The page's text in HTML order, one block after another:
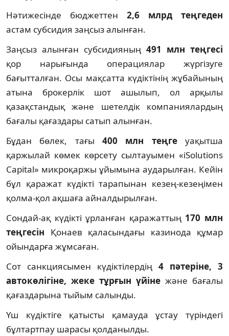
Нәтижесінде бюджеттен 2,6 млрд теңгеден
астам субсидия заңсыз алынған.
Заңсыз алынған субсидияның 491 млн теңгесі
қор нарығында операциялар жүргізуге
бағытталған. Осы мақсатта күдіктінің жұбайының
атына брокерлік шот ашылып, ол арқылы
қазақстандық және шетелдік компаниялардың
бағалы қағаздары сатып алынған.
Бұдан бөлек, тағы 400 млн теңгеуақытша
қаржылай көмек көрсету сылтауымен «iSolutions
Capital» микроқаржы ұйымына аударылған. Кейін
бұл қаражат күдікті тарапынан кезең-кезеңімен
қолма-қол ақшаға айналдырылған.
Сондай-ақ күдікті ұрланған қаражаттың 170 млн
теңгесін Қонаев қаласындағы казинода құмар
ойындарға жұмсаған.
Сот санкциясымен күдіктілердің 4 пәтеріне, 3
автокөлігіне, жеке тұрғын үйіне және бағалы
қағаздарына тыйым салынды.
Үш күдіктіге қатысты қамауда ұстау түріндегі
бұлтартпау шарасы қолданылды.